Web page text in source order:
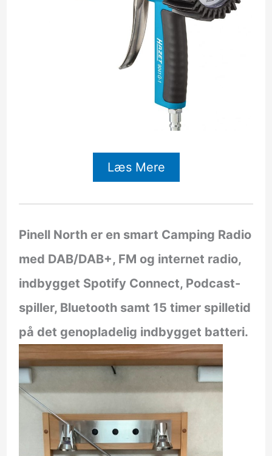
Læs Mere
Pinell North er en smart Camping Radio
med DAB/DAB+, FM og internet radio,
indbygget Spotify Connect, Podcast-
spiller, Bluetooth samt 15 timer spilletid
på det genopladelig indbygget batteri.